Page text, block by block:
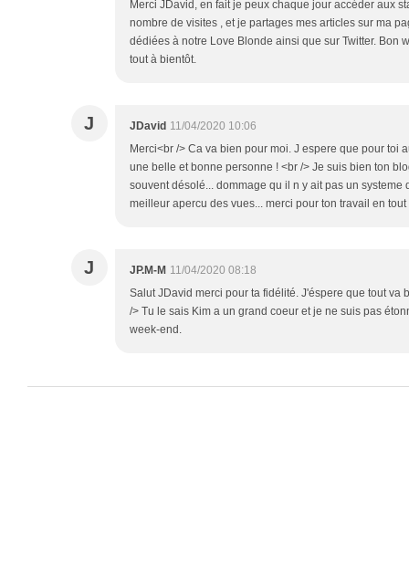
Merci JDavid, en fait je peux chaque jour accéder aux
nombre de visites , et je partages mes articles sur ma
dédiées à notre Love Blonde ainsi que sur Twitter. Bon
tout à bientôt.
J JDavid 11/04/2020 10:06
Merci<br /> Ca va bien pour moi. J espere que pour toi
une belle et bonne personne ! <br /> Je suis bien ton
souvent désolé... dommage qu il n y ait pas un systeme
meilleur apercu des vues... merci pour ton travail en tout
J JP.M-M 11/04/2020 08:18
Salut JDavid merci pour ta fidélité. J'éspere que tout va
/> Tu le sais Kim a un grand coeur et je ne suis pas
week-end.